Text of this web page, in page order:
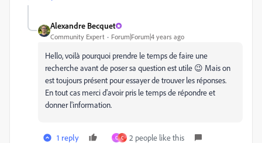
Alexandre Becquet
Community Expert Forum|Forum|4 years ago
Hello, voilà pourquoi prendre le temps de faire une
recherche avant de poser sa question est utile 😉 Mais on
est toujours présent pour essayer de trouver les réponses.
En tout cas merci d'avoir pris le temps de répondre et
donner l'information.
1 reply C C 2 people like this